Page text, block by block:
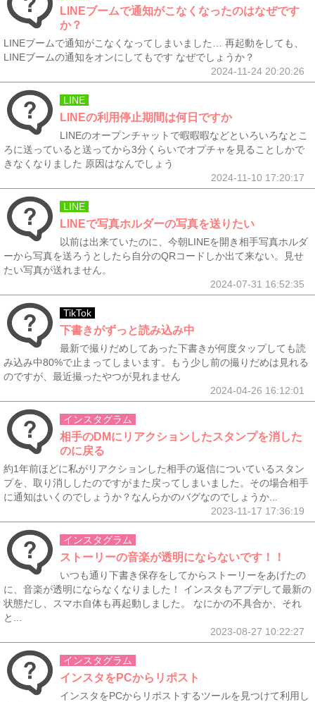
LINEブームで通知がこなくなったのはなぜです
か？
LINEブームで通知がこなくなってしまいました… 再起動をしても、
LINEブームの通知をオンにしてもです なぜでしょうか？
2024-11-24 20:20:26
LINE
LINEの利用停止期間は何日ですか
LINEのオープンチャットで暇暇暇などといろいろなとこ
ろに送っていると送ってから3分くらいでオプチャを見ることしかで
きなくなりました 原因はなんでしょう
2024-11-10 17:20:17
LINE
LINEで写真ホルダーの写真を送りたい
以前は出来ていたのに、今朝LINEを開き相手写真ホルダ
ーから写真を送ろうとしたら自分のQRコードしか出て来ない。見せ
たい写真が送れません。
2024-07-31 16:52:35
TikTok
下書きがずっと読み込み中
最新で撮りだめしてあった下書きが何度タップしても読
み込み中80%で止まってしまいます。もう少し前の撮りだめは見れる
のですが、最近撮ったやつが見れません
2024-04-26 16:12:01
インスタグラム
相手のDMにリアクションしたスタンプを消した
のに戻る
約1年前ほどに私がリアクションした相手の返信についているスタン
プを、取り消ししたのですがまた戻ってしまいました。その場合相手
に通知はいくのでしょうか？なんらかのバグなのでしょうか...
2023-11-17 17:36:19
インスタグラム
ストーリーの音楽が透明にならないです！！
いつも通り下書き保存をしてからストーリーをあげたの
に、音楽が透明にならなくなりました！ インスタもアプデして最新の
状態だし、スマホ自体も再起動しました。 なにかの不具合か、それ
と...
2023-08-27 10:22:27
インスタグラム
インスタをPCからリポスト
インスタをPCからリポストするツールを見つけて利用し